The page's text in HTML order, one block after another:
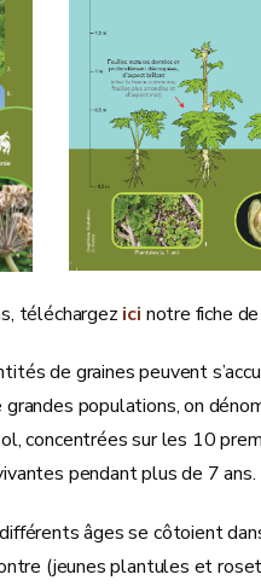
téléchargez ici notre fiche
de graines peuvent
populations, on
concentrées sur les 10
pendant plus de 7 ans.
âges se côtoient
(jeunes plantules et